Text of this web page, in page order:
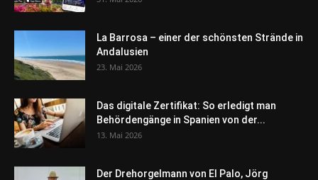
La Barrosa – einer der schönsten Strände in
Andalusien
23. Mai 2026
Das digitale Zertifikat: So erledigt man
Behördengänge in Spanien von der...
13. Mai 2026
Der Drehorgelmann von El Palo, Jörg